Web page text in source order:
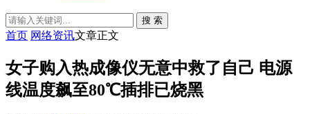
搜 索
首页 网络资讯文章正文
女子购入热成像仪无意中救了自己 电源
线温度飙至80℃插排已烧黑